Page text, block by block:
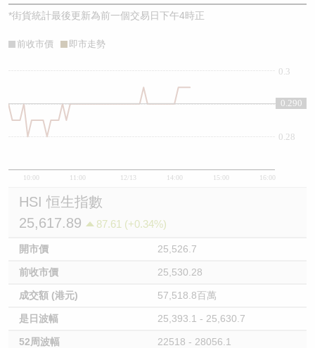
*街貨統計最後更新為前一個交易日下午4時正
前收市價 即市走勢
10:00 11:00 12/13 14:00 15:00 16:00
0.28
0.29
0.3
0.290
HSI 恒生指數
25,617.89
87.61 (+0.34%)
開市價 25,526.7
前收市價 25,530.28
成交額 (港元) 57,518.8百萬
是日波幅 25,393.1 - 25,630.7
52周波幅 22518 - 28056.1